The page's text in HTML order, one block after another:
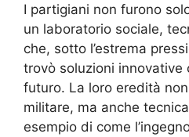
I partigiani non furono
un laboratorio sociale,
che, sotto l’estrema
trovò soluzioni innovative
futuro. La loro eredità
militare, ma anche
esempio di come